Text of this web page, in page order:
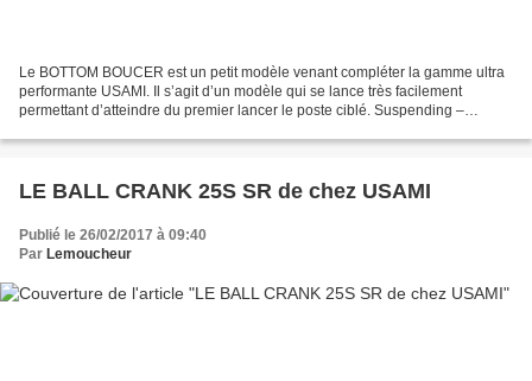
Le BOTTOM BOUCER est un petit modèle venant compléter la gamme ultra
performante USAMI. Il s’agit d’un modèle qui se lance très facilement
permettant d’atteindre du premier lancer le poste ciblé. Suspending –
LE BALL CRANK 25S SR de chez USAMI
Publié le 26/02/2017 à 09:40
Par Lemoucheur